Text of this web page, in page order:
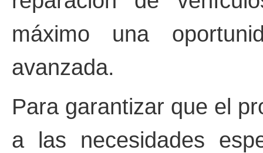
máximo una
avanzada.
Para garantizar que el
a las necesidades